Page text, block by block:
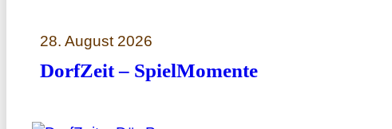
28. August 2026
DorfZeit – SpielMomente